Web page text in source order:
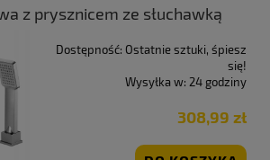
z prysznicem ze słuchawką
Dostępność: Ostatnie sztuki, śpiesz
się!
Wysyłka w: 24 godziny
308,99 zł